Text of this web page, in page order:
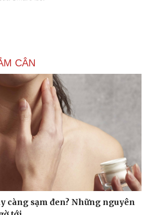
Giải trí
Nghệ sĩ
Thời trang
CÂN
càng sạm đen? Những nguyên